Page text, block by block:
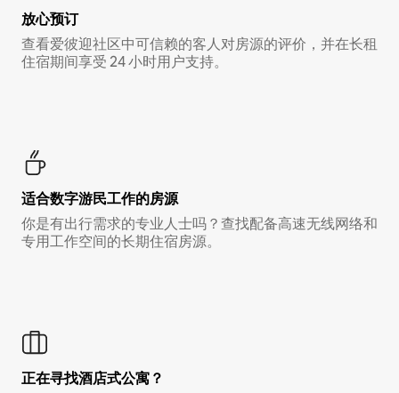
放心预订
查看爱彼迎社区中可信赖的客人对房源的评价，并在长租
住宿期间享受 24 小时用户支持。
适合数字游民工作的房源
你是有出行需求的专业人士吗？查找配备高速无线网络和
专用工作空间的长期住宿房源。
正在寻找酒店式公寓？